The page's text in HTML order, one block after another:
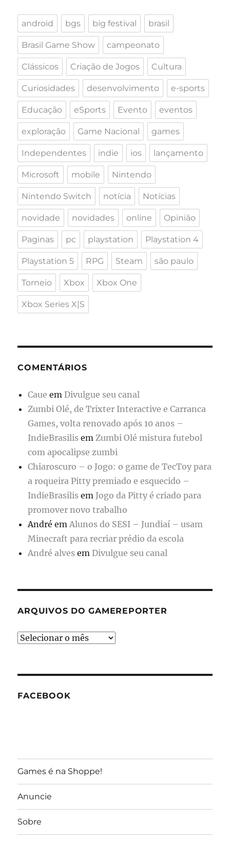
android bgs big festival brasil
Brasil Game Show campeonato
Clássicos Criação de Jogos Cultura
Curiosidades desenvolvimento e-sports
Educação eSports Evento eventos
exploração Game Nacional games
Independentes indie ios lançamento
Microsoft mobile Nintendo
Nintendo Switch notícia Notícias
novidade novidades online Opinião
Paginas pc playstation Playstation 4
Playstation 5 RPG Steam são paulo
Torneio Xbox Xbox One
Xbox Series X|S
COMENTÁRIOS
Caue em Divulgue seu canal
Zumbi Olé, de Trixter Interactive e Carranca
Games, volta renovado após 10 anos –
IndieBrasilis em Zumbi Olé mistura futebol
com apocalipse zumbi
Chiaroscuro – o Jogo: o game de TecToy para
a roqueira Pitty premiado e esquecido –
IndieBrasilis em Jogo da Pitty é criado para
promover novo trabalho
André em Alunos do SESI – Jundiaí – usam
Minecraft para recriar prédio da escola
André alves em Divulgue seu canal
ARQUIVOS DO GAMEREPORTER
Arquivos
FACEBOOK
Games é na Shoppe!
Anuncie
Sobre